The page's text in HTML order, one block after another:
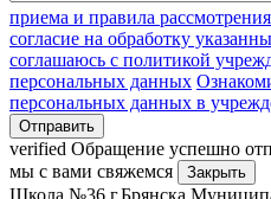
приема и правила
согласие на обработку
соглашаюсь с политикой
персональных данных
персональных данных в
Отправить
verified Обращение успешно
мы с вами свяжемся
Закрыть
Школа №36 г.Брянска